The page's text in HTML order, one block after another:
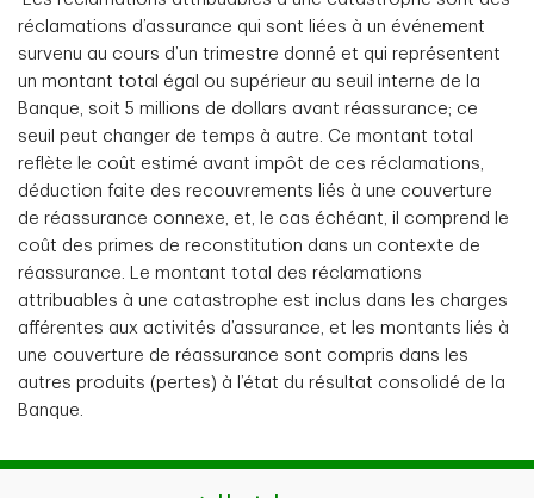
réclamations d’assurance qui sont liées à un événement
survenu au cours d’un trimestre donné et qui représentent
un montant total égal ou supérieur au seuil interne de la
Banque, soit 5 millions de dollars avant réassurance; ce
seuil peut changer de temps à autre. Ce montant total
reflète le coût estimé avant impôt de ces réclamations,
déduction faite des recouvrements liés à une couverture
de réassurance connexe, et, le cas échéant, il comprend le
coût des primes de reconstitution dans un contexte de
réassurance. Le montant total des réclamations
attribuables à une catastrophe est inclus dans les charges
afférentes aux activités d’assurance, et les montants liés à
une couverture de réassurance sont compris dans les
autres produits (pertes) à l’état du résultat consolidé de la
Banque.